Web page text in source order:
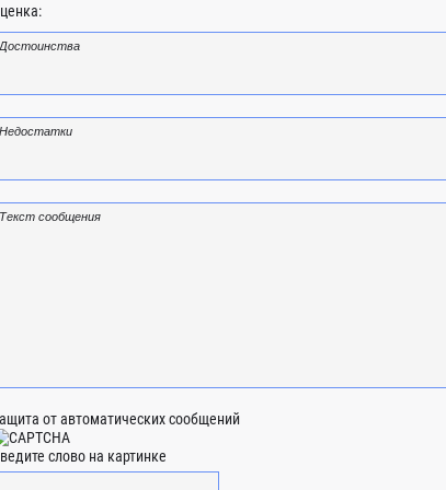
от автоматических сообщений
слово на картинке